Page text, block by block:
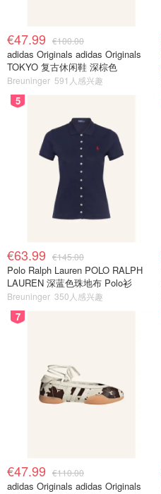
€47.99 €100.00
adidas Originals adidas Originals
TOKYO 复古休闲鞋 深棕色
Breuninger 591人感兴趣
5
€63.99 €145.00
Polo Ralph Lauren POLO RALPH
LAUREN 深蓝色珠地布 Polo衫
Breuninger 350人感兴趣
7
€47.99 €110.00
adidas Originals adidas Originals